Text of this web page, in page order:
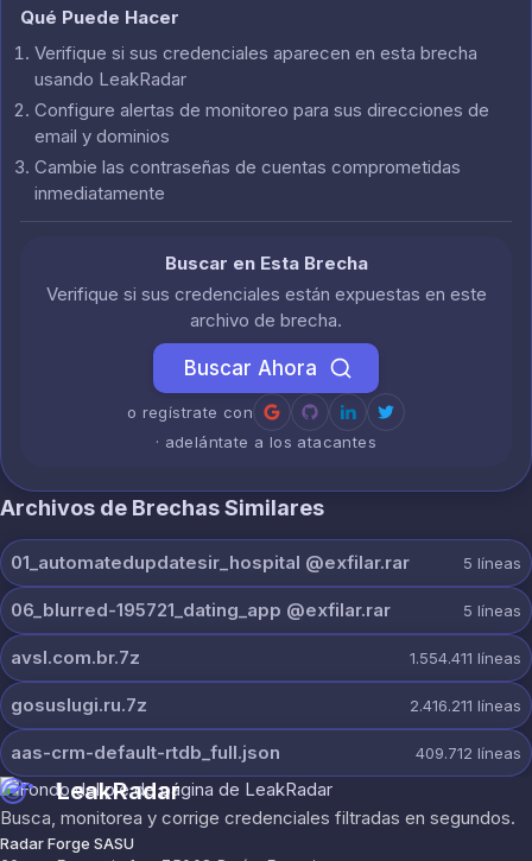
Qué Puede Hacer
Verifique si sus credenciales aparecen en esta brecha
usando LeakRadar
Configure alertas de monitoreo para sus direcciones de
email y dominios
Cambie las contraseñas de cuentas comprometidas
inmediatamente
Buscar en Esta Brecha
Verifique si sus credenciales están expuestas en este
archivo de brecha.
Buscar Ahora
o regístrate con
· adelántate a los atacantes
Archivos de Brechas Similares
01_automatedupdatesir_hospital @exfilar.rar 5 líneas
06_blurred-195721_dating_app @exfilar.rar 5 líneas
avsl.com.br.7z 1.554.411 líneas
gosuslugi.ru.7z 2.416.211 líneas
aas-crm-default-rtdb_full.json 409.712 líneas
LeakRadar
Busca, monitorea y corrige credenciales filtradas en segundos.
Radar Forge SASU